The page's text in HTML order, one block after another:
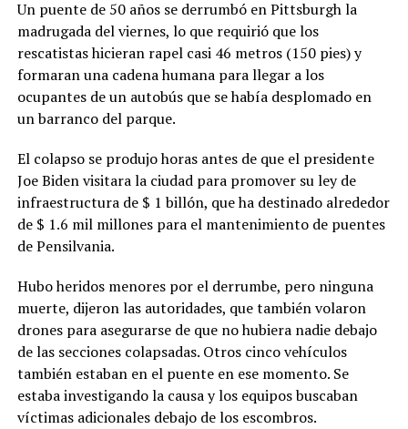
Un puente de 50 años se derrumbó en Pittsburgh la
madrugada del viernes, lo que requirió que los
rescatistas hicieran rapel casi 46 metros (150 pies) y
formaran una cadena humana para llegar a los
ocupantes de un autobús que se había desplomado en
un barranco del parque.
El colapso se produjo horas antes de que el presidente
Joe Biden visitara la ciudad para promover su ley de
infraestructura de $ 1 billón, que ha destinado alrededor
de $ 1.6 mil millones para el mantenimiento de puentes
de Pensilvania.
Hubo heridos menores por el derrumbe, pero ninguna
muerte, dijeron las autoridades, que también volaron
drones para asegurarse de que no hubiera nadie debajo
de las secciones colapsadas. Otros cinco vehículos
también estaban en el puente en ese momento. Se
estaba investigando la causa y los equipos buscaban
víctimas adicionales debajo de los escombros.